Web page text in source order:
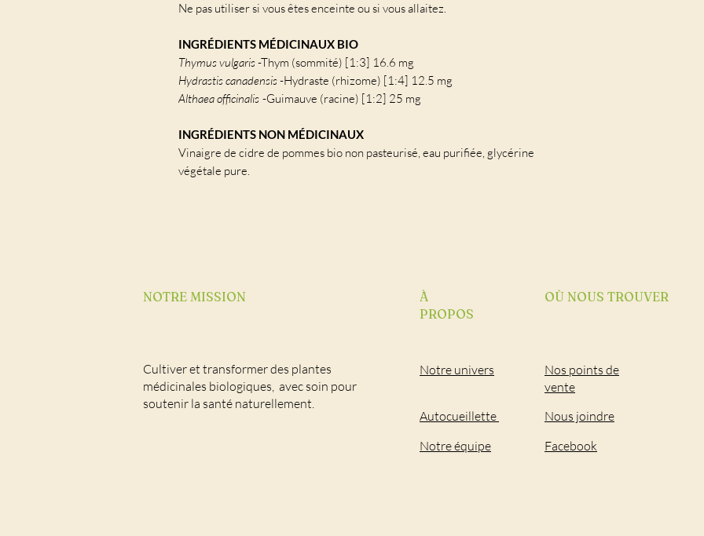
Ne pas utiliser si vous êtes enceinte ou si vous allaitez.
INGRÉDIENTS MÉDICINAUX BIO
Thymus vulgaris-Thym (sommité) [1:3] 16.6 mg
Hydrastis canadensis-Hydraste (rhizome) [1:4] 12.5 mg
Althaea officinalis -Guimauve (racine) [1:2] 25 mg
INGRÉDIENTS NON MÉDICINAUX
Vinaigre de cidre de pommes bio non pasteurisé, eau purifiée, glycérine
végétale pure.
NOTRE MISSION
Cultiver et transformer des plantes
médicinales biologiques, avec soin pour
soutenir la santé naturellement.
À
PROPOS
Notre univers
Autocueillette
Notre équipe
OÙ NOUS TROUVER
Nos points de
vente
Nous joindre
Facebook